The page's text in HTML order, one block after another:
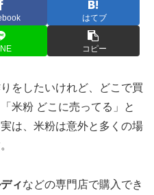
はてブ
コピー
をしたいけれど、どこで買
米粉 どこに売ってる」と
は、米粉は意外と多くの場
ィなどの専門店で購入でき